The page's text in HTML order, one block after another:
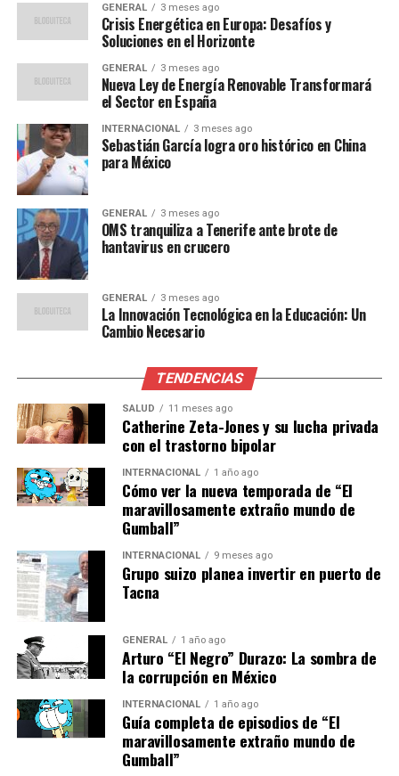
Impacto en la Industria de
Medios Deportivos
La salida de Valls es un reflejo de las dinámicas
cambiantes en la industria de los medios deportivos. Con
el 2026 trayendo eventos de gran envergadura como la
Copa del Mundo y los Juegos Olímpicos, las cadenas
están en una carrera por asegurar el mejor talento para
ofrecer la cobertura más atractiva y completa.
Expertos en medios sugieren que la salida de figuras
clave como Valls podría indicar un cambio en la
estrategia de Fox Sports, posiblemente hacia una mayor
digitalización y diversificación de su contenido. “La
competencia por la audiencia es feroz”, señala Ana
rápidamente a las nuevas tendencias y expectativas de
El Futuro de Tony Valls
A pesar de su salida de Fox Sports, Valls aseguró que no
se alejará de los medios. “Continuaré transmitiendo mi
pasión por el deporte”, afirmó, dejando abierta la
posibilidad de nuevos proyectos que podrían incluir
plataformas digitales u otras cadenas televisivas.
Su despedida de Fox Sports fue emotiva, pero también
llena de optimismo. “Me voy en paz, agradecido, porque
cuando la historia es tan linda… merece un gran final”,
concluyó en su mensaje.
Mientras el mundo de los deportes se prepara para un
año lleno de acción, la comunidad de medios estará
atenta a los próximos pasos de Valls y a cómo su
ausencia impactará en la cobertura de Fox Sports.
GENERAL 3 meses ago
Crisis Energética en Europa: Desafíos y
Soluciones en el Horizonte
GENERAL 3 meses ago
Nueva Ley de Energía Renovable Transformará
el Sector en España
INTERNACIONAL 3 meses ago
Sebastián García logra oro histórico en China
para México
GENERAL 3 meses ago
OMS tranquiliza a Tenerife ante brote de
hantavirus en crucero
GENERAL 3 meses ago
La Innovación Tecnológica en la Educación: Un
Cambio Necesario
TENDENCIAS
SALUD 11 meses ago
Catherine Zeta-Jones y su lucha privada
con el trastorno bipolar
INTERNACIONAL 1 año ago
Cómo ver la nueva temporada de “El
maravillosamente extraño mundo de
Gumball”
INTERNACIONAL 9 meses ago
Grupo suizo planea invertir en puerto de
Tacna
GENERAL 1 año ago
Arturo “El Negro” Durazo: La sombra de
la corrupción en México
INTERNACIONAL 1 año ago
Guía completa de episodios de “El
maravillosamente extraño mundo de
Gumball”